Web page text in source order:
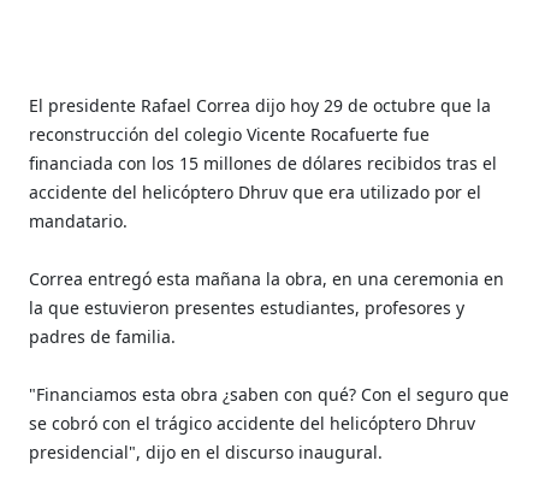
El presidente Rafael Correa dijo hoy 29 de octubre que la
reconstrucción del colegio Vicente Rocafuerte fue
financiada con los 15 millones de dólares recibidos tras el
accidente del helicóptero Dhruv que era utilizado por el
mandatario.
Correa entregó esta mañana la obra, en una ceremonia en
la que estuvieron presentes estudiantes, profesores y
padres de familia.
"Financiamos esta obra ¿saben con qué? Con el seguro que
se cobró con el trágico accidente del helicóptero Dhruv
presidencial", dijo en el discurso inaugural.